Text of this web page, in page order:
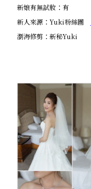
新娘有無試妝：有
新人來源：Yuki粉絲團
瀏海修剪：新秘Yuki